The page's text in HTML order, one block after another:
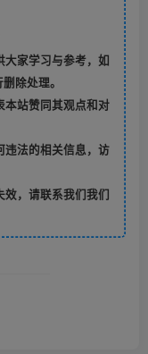
家学习与参考，如
除处理。
本站赞同其观点和对
违法的相关信息，访
，请联系我们我们